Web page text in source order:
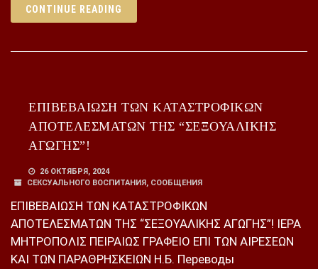
CONTINUE READING
ΕΠΙΒΕΒΑΙΩΣΗ ΤΩΝ ΚΑΤΑΣΤΡΟΦΙΚΩΝ
ΑΠΟΤΕΛΕΣΜΑΤΩΝ ΤΗΣ “ΣΕΞΟΥΑΛΙΚΗΣ
ΑΓΩΓΗΣ”!
26 ОКТЯБРЯ, 2024
СЕКСУАЛЬНОГО ВОСПИТАНИЯ, СООБЩЕНИЯ
ΕΠΙΒΕΒΑΙΩΣΗ ΤΩΝ ΚΑΤΑΣΤΡΟΦΙΚΩΝ
ΑΠΟΤΕΛΕΣΜΑΤΩΝ ΤΗΣ “ΣΕΞΟΥΑΛΙΚΗΣ ΑΓΩΓΗΣ”! ΙΕΡΑ
ΜΗΤΡΟΠΟΛΙΣ ΠΕΙΡΑΙΩΣ ΓΡΑΦΕΙΟ ΕΠΙ ΤΩΝ ΑΙΡΕΣΕΩΝ
ΚΑΙ ΤΩΝ ΠΑΡΑΘΡΗΣΚΕΙΩΝ Н.Б. Переводы